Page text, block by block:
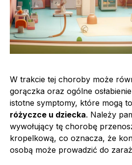
W trakcie tej choroby może
gorączka oraz ogólne
istotne symptomy, które mogą
różyczce u dziecka. Należy
wywołujący tę chorobę
kropelkową, co oznacza, że
osobą może prowadzić do